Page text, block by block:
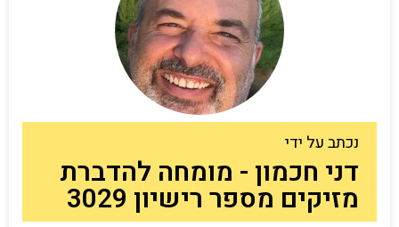
נכתב על ידי
דני חכמון - מומחה להדברת
מזיקים מספר רישיון 3029